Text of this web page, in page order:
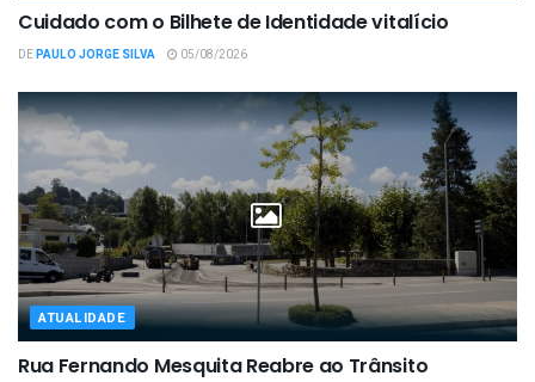
Cuidado com o Bilhete de Identidade vitalício
DEPAULO JORGE SILVA 05/08/2026
ATUALIDADE
Rua Fernando Mesquita Reabre ao Trânsito